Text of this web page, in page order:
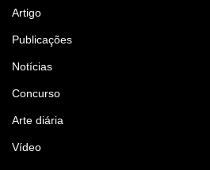
Artigo
Publicações
Notícias
Concurso
Arte diária
Vídeo